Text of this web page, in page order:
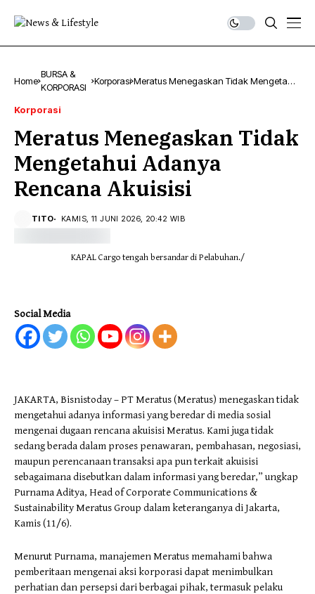
Home
BURSA &
KORPORASI
Korporasi Meratus Menegaskan Tidak Mengetahui
Korporasi
Meratus Menegaskan Tidak
Mengetahui Adanya
Rencana Akuisisi
TITO KAMIS, 11 JUNI 2026, 20:42 WIB
KAPAL Cargo tengah bersandar di Pelabuhan./
Social Media
JAKARTA, Bisnistoday – PT Meratus (Meratus) menegaskan tidak
mengetahui adanya informasi yang beredar di media sosial
mengenai dugaan rencana akuisisi Meratus. Kami juga tidak
sedang berada dalam proses penawaran, pembahasan, negosiasi,
maupun perencanaan transaksi apa pun terkait akuisisi
sebagaimana disebutkan dalam informasi yang beredar,” ungkap
Purnama Aditya, Head of Corporate Communications &
Sustainability Meratus Group dalam keteranganya di Jakarta,
Kamis (11/6).
Menurut Purnama, manajemen Meratus memahami bahwa
pemberitaan mengenai aksi korporasi dapat menimbulkan
perhatian dan persepsi dari berbagai pihak, termasuk pelaku